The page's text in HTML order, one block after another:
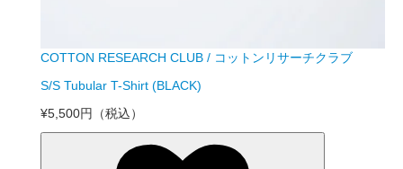
COTTON RESEARCH CLUB / コットンリサーチクラブ
S/S Tubular T-Shirt (BLACK)
¥5,500円
（税込）